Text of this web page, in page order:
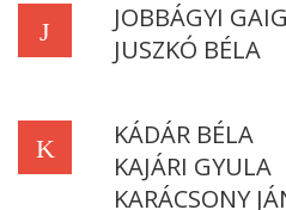
J
JOBBÁGYI
JUSZKÓ BÉLA
K
KÁDÁR BÉLA
KAJÁRI GYULA
KARÁCSONY